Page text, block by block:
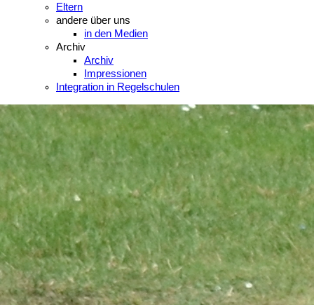
Eltern
andere über uns
in den Medien
Archiv
Archiv
Impressionen
Integration in Regelschulen